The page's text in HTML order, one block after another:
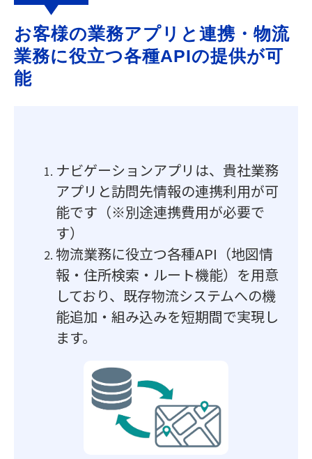
お客様の業務アプリと連携・物流
業務に役立つ各種APIの提供が可
能
ナビゲーションアプリは、貴社業務
アプリと訪問先情報の連携利用が可
能です（※別途連携費用が必要で
す）
物流業務に役立つ各種API（地図情
報・住所検索・ルート機能）を用意
しており、既存物流システムへの機
能追加・組み込みを短期間で実現し
ます。